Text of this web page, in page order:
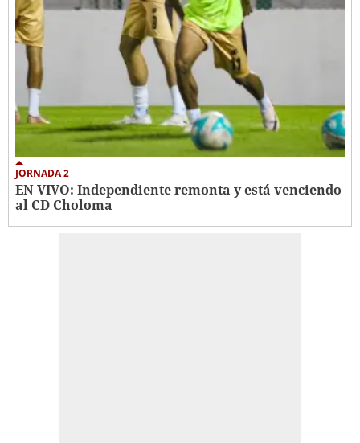
JORNADA 2
EN VIVO: Independiente remonta y está venciendo
al CD Choloma